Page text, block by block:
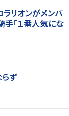
ラリオンがメンバ
「１番人気にな
ず